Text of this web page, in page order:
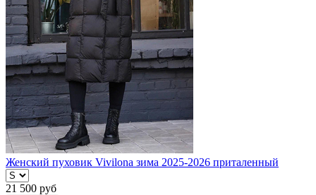
Женский пуховик Vivilona зима 2025-2026 приталенный
21 500 руб